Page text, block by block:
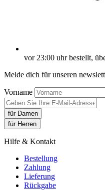
vor 23:00 uhr bestellt,
Melde dich für unseren
Vorname
für Damen
für Herren
Hilfe & Kontakt
Bestellung
Zahlung
Lieferung
Rückgabe